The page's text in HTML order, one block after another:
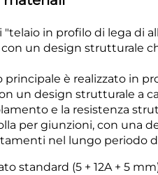
in profilo di lega di
un design strutturale
principale è realizzato in
un design strutturale a
e la resistenza
per giunzioni, con una
nel lungo periodo
standard (5 + 12A + 5